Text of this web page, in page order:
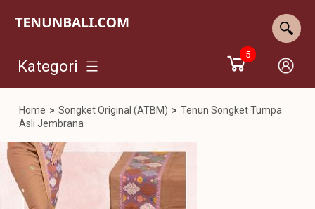
Kategori
5
Home > Songket Original (ATBM) > Tenun Songket Tumpa
Asli Jembrana